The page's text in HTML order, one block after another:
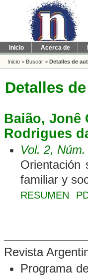
Inicio Acerca de
Inicio > Buscar > Detalles de
Detalles
Baião, Jonê
Rodrigues
Vol. 2,
Orientación
familiar y
RESUMEN
Revista
Programa